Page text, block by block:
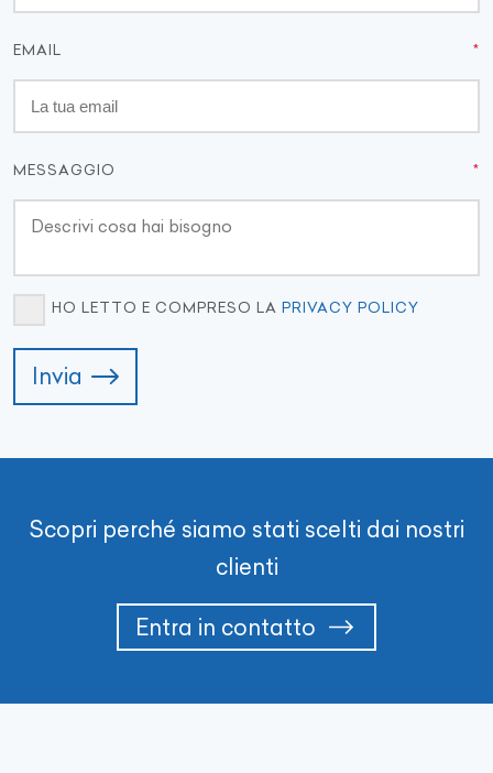
EMAIL
MESSAGGIO
HO LETTO E COMPRESO LA PRIVACY POLICY
Invia
Scopri perché siamo stati scelti dai nostri
clienti
Entra in contatto